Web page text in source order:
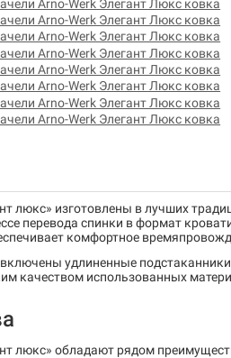
люкс» изготовлены в лучших
перевода спинки в формат
комфортное
удлиненные
качеством использованных
люкс» обладают рядом